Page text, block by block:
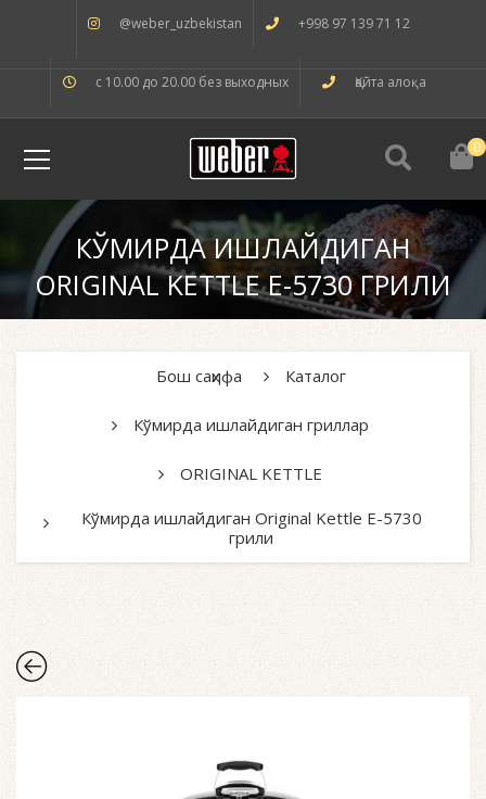
@weber_uzbekistan +998 97 139 71 12
с 10.00 до 20.00 без выходных Қайта алоқа
0
КЎМИРДА ИШЛАЙДИГАН
ORIGINAL KETTLE E-5730 ГРИЛИ
Бош саҳифа Каталог
Кўмирда ишлайдиган гриллар
ORIGINAL KETTLE
Кўмирда ишлайдиган Original Kettle E-5730
грили